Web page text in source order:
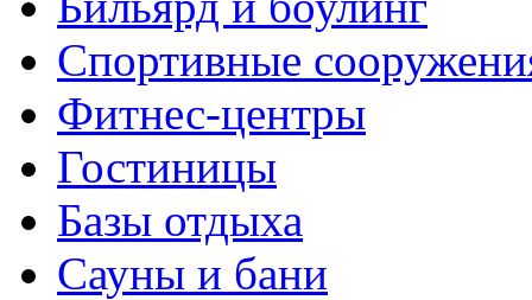
Спортивные
Фитнес-центры
Гостиницы
Базы отдыха
Сауны и бани